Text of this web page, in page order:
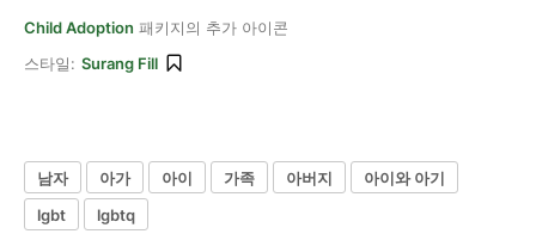
Child Adoption 패키지의 추가 아이콘
스타일: Surang Fill
남자 아가 아이 가족 아버지
아이와 아기
lgbt
lgbtq